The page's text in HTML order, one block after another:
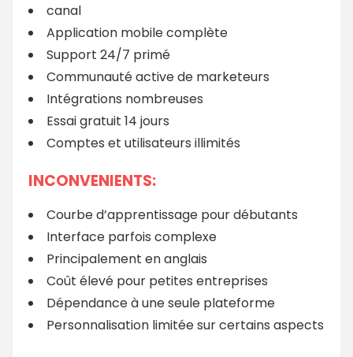
canal
Application mobile complète
Support 24/7 primé
Communauté active de marketeurs
Intégrations nombreuses
Essai gratuit 14 jours
Comptes et utilisateurs illimités
INCONVENIENTS:
Courbe d’apprentissage pour débutants
Interface parfois complexe
Principalement en anglais
Coût élevé pour petites entreprises
Dépendance à une seule plateforme
Personnalisation limitée sur certains aspects